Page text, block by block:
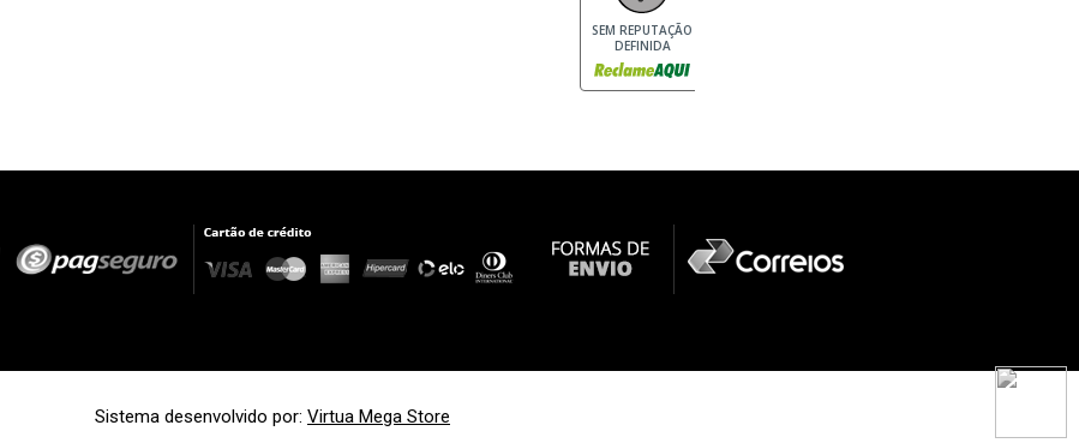
SEM REPUTAÇÃO
DEFINIDA
Sistema desenvolvido por: Virtua Mega Store